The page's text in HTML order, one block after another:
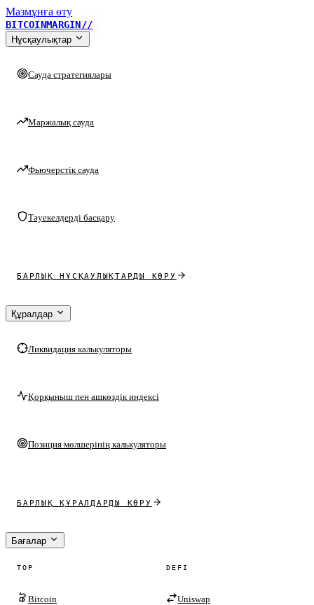
Мазмұнға өту
BITCOINMARGIN//
Нұсқаулықтар
Сауда стратегиялары
Маржалық сауда
Фьючерстік сауда
Тәуекелдерді басқару
БАРЛЫҚ НҰСҚАУЛЫҚТАРДЫ КӨРУ
Құралдар
Ликвидация калькуляторы
Қорқыныш пен ашкөздік индексі
Позиция мөлшерінің калькуляторы
БАРЛЫҚ ҚҰРАЛДАРДЫ КӨРУ
Бағалар
TOP
Bitcoin
DEFI
Uniswap